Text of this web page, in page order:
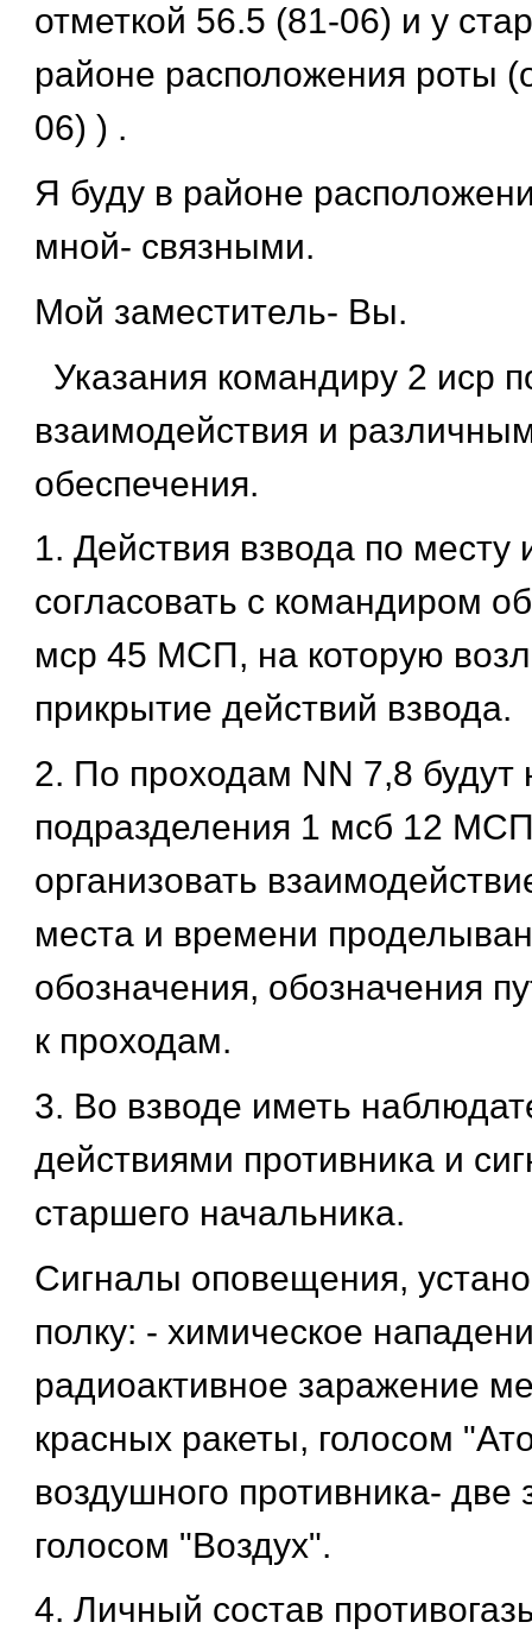
отметкой 56.5 (81-06) и у
районе расположения роты
06) ) .
Я буду в районе
мной- связными.
Мой заместитель- Вы.
Указания командиру 2 иср
взаимодействия и
обеспечения.
1. Действия взвода по месту
согласовать с командиром
мср 45 МСП, на которую
прикрытие действий взвода.
2. По проходам NN 7,8 будут
подразделения 1 мсб 12
организовать
места и времени
обозначения, обозначения
к проходам.
3. Во взводе иметь
действиями противника и
старшего начальника.
Сигналы оповещения,
полку: - химическое
радиоактивное заражение
красных ракеты, голосом
воздушного противника- две
голосом "Воздух".
4. Личный состав